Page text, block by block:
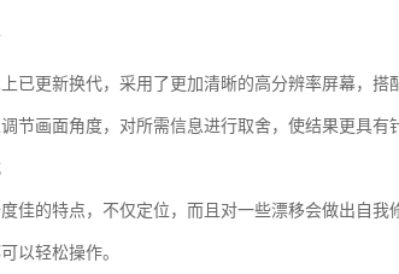
已更新换代，采用了更加清晰的高分辨率屏幕，
节画面角度，对所需信息进行取舍，使结果更具有
佳的特点，不仅定位，而且对一些漂移会做出自
以轻松操作。